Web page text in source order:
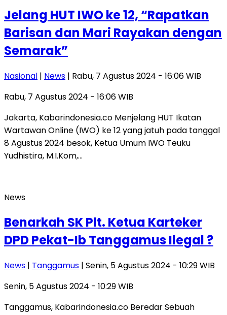
Jelang HUT IWO ke 12, “Rapatkan
Barisan dan Mari Rayakan dengan
Semarak”
Nasional | News | Rabu, 7 Agustus 2024 - 16:06 WIB
Rabu, 7 Agustus 2024 - 16:06 WIB
Jakarta, Kabarindonesia.co Menjelang HUT Ikatan
Wartawan Online (IWO) ke 12 yang jatuh pada tanggal
8 Agustus 2024 besok, Ketua Umum IWO Teuku
Yudhistira, M.I.Kom,…
News
Benarkah SK Plt. Ketua Karteker
DPD Pekat-Ib Tanggamus Ilegal ?
News | Tanggamus | Senin, 5 Agustus 2024 - 10:29 WIB
Senin, 5 Agustus 2024 - 10:29 WIB
Tanggamus, Kabarindonesia.co Beredar Sebuah